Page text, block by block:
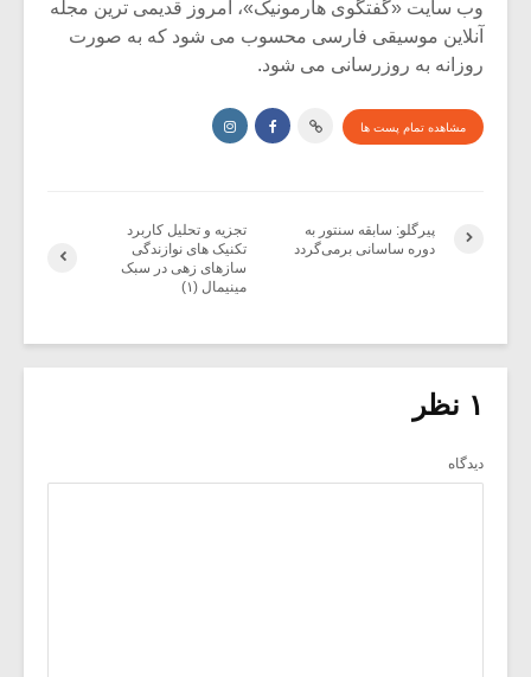
وب سایت «گفتگوی هارمونیک»، امروز قدیمی ترین مجله
آنلاین موسیقی فارسی محسوب می شود که به صورت
روزانه به روزرسانی می شود.
مشاهده تمام پست ها
تجزیه و تحلیل کاربرد
تکنیک های نوازندگی
سازهای زهی در سبک
مینیمال (۱)
پیرگلو: سابقه سنتور به
دوره ساسانی برمی‌گردد
۱ نظر
دیدگاه